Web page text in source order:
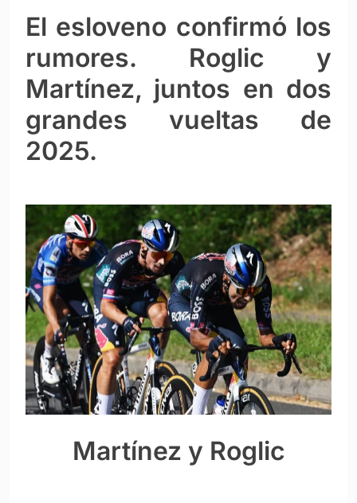
El esloveno confirmó los
rumores. Roglic y
Martínez, juntos en dos
grandes vueltas de
2025.
Martínez y Roglic